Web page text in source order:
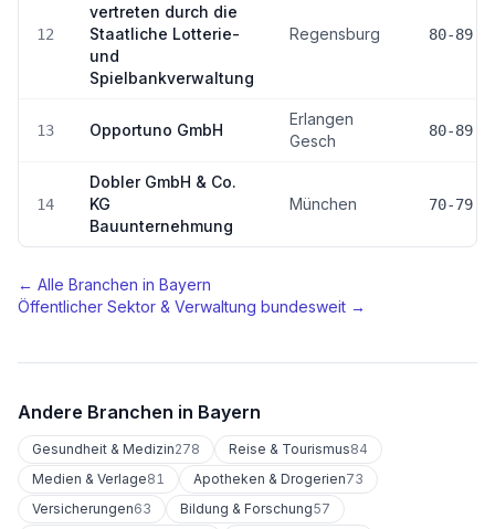
12
vertreten durch die
Staatliche Lotterie-
und
Spielbankverwaltung
Regensburg 80-89
13 Opportuno GmbH
Erlangen
Gesch
80-89
14
Dobler GmbH & Co.
KG
Bauunternehmung
München 70-79
← Alle Branchen in Bayern
Öffentlicher Sektor & Verwaltung bundesweit →
Andere Branchen in Bayern
Gesundheit & Medizin278 Reise & Tourismus84
Medien & Verlage81 Apotheken & Drogerien73
Versicherungen63 Bildung & Forschung57